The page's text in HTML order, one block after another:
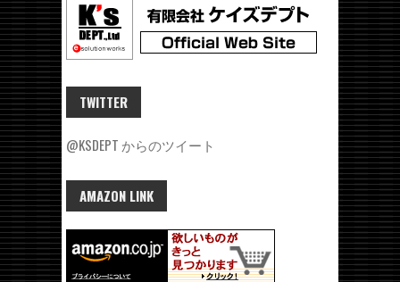
TWITTER
@KSDEPT からのツイート
AMAZON LINK